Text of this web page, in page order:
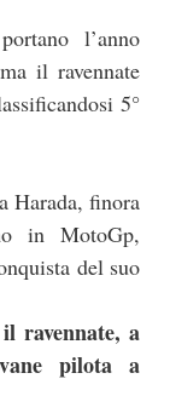
l’anno
ma il ravennate
5°
Harada, finora
in MotoGp,
del suo
ravennate, a
pilota a